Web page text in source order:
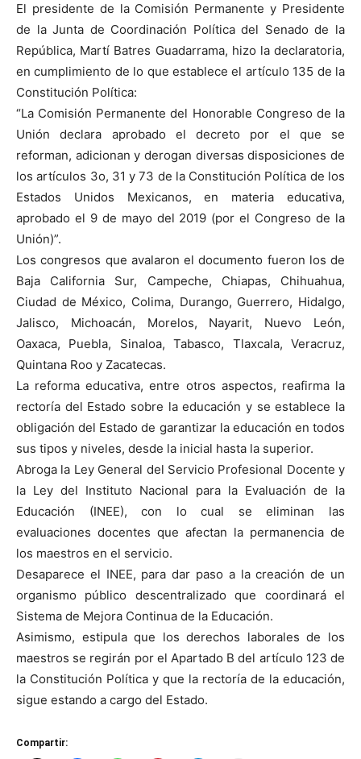
El presidente de la Comisión Permanente y Presidente
de la Junta de Coordinación Política del Senado de la
República, Martí Batres Guadarrama, hizo la declaratoria,
en cumplimiento de lo que establece el artículo 135 de la
Constitución Política:
“La Comisión Permanente del Honorable Congreso de la
Unión declara aprobado el decreto por el que se
reforman, adicionan y derogan diversas disposiciones de
los artículos 3o, 31 y 73 de la Constitución Política de los
Estados Unidos Mexicanos, en materia educativa,
aprobado el 9 de mayo del 2019 (por el Congreso de la
Unión)”.
Los congresos que avalaron el documento fueron los de
Baja California Sur, Campeche, Chiapas, Chihuahua,
Ciudad de México, Colima, Durango, Guerrero, Hidalgo,
Jalisco, Michoacán, Morelos, Nayarit, Nuevo León,
Oaxaca, Puebla, Sinaloa, Tabasco, Tlaxcala, Veracruz,
Quintana Roo y Zacatecas.
La reforma educativa, entre otros aspectos, reafirma la
rectoría del Estado sobre la educación y se establece la
obligación del Estado de garantizar la educación en todos
sus tipos y niveles, desde la inicial hasta la superior.
Abroga la Ley General del Servicio Profesional Docente y
la Ley del Instituto Nacional para la Evaluación de la
Educación (INEE), con lo cual se eliminan las
evaluaciones docentes que afectan la permanencia de
los maestros en el servicio.
Desaparece el INEE, para dar paso a la creación de un
organismo público descentralizado que coordinará el
Sistema de Mejora Continua de la Educación.
Asimismo, estipula que los derechos laborales de los
maestros se regirán por el Apartado B del artículo 123 de
la Constitución Política y que la rectoría de la educación,
sigue estando a cargo del Estado.
Compartir: